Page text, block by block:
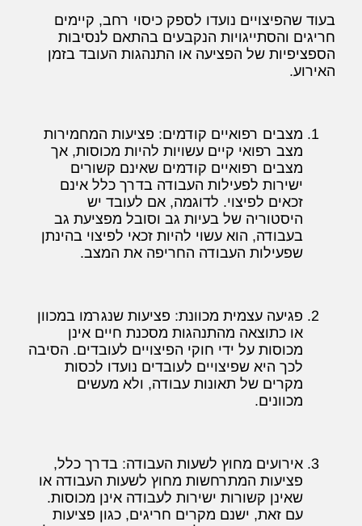
בעוד שהפיצויים נועדו לספק כיסוי רחב, קיימים
חריגים והסתייגויות הנקבעים בהתאם לנסיבות
הספציפיות של הפציעה או התנהגות העובד בזמן
האירוע.
מצבים רפואיים קודמים: פציעות המחמירות
מצב רפואי קיים עשויות להיות מכוסות, אך
מצבים רפואיים קודמים שאינם קשורים
ישירות לפעילות העבודה בדרך כלל אינם
זכאים לפיצוי. לדוגמה, אם לעובד יש
היסטוריה של בעיות גב וסובל מפציעת גב
בעבודה, הוא עשוי להיות זכאי לפיצוי בהינתן
שפעילות העבודה החריפה את המצב.
פגיעה עצמית מכוונת: פציעות שנגרמו במכוון
או כתוצאה מהתנהגות מסכנת חיים אינן
מכוסות על ידי חוקי הפיצויים לעובדים. הסיבה
לכך היא שפיצויים לעובדים נועדו לכסות
מקרים של תאונות עבודה, ולא מעשים
מכוונים.
אירועים מחוץ לשעות העבודה: בדרך כלל,
פציעות המתרחשות מחוץ לשעות העבודה או
שאינן קשורות ישירות לעבודה אינן מכוסות.
עם זאת, ישנם מקרים חריגים, כגון פציעות